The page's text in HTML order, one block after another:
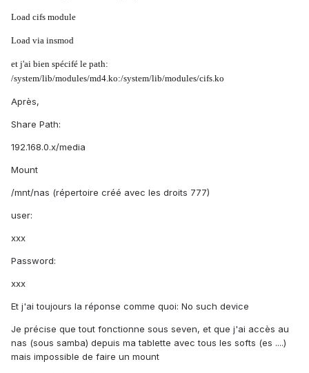
Load cifs module
Load via insmod
et j'ai bien spécifé le path:
/system/lib/modules/md4.ko:/system/lib/modules/cifs.ko
Après,
Share Path:
192.168.0.x/media
Mount
/mnt/nas (répertoire créé avec les droits 777)
user:
xxx
Password:
xxx
Et j'ai toujours la réponse comme quoi: No such device
Je précise que tout fonctionne sous seven, et que j'ai accès au
nas (sous samba) depuis ma tablette avec tous les softs (es ....)
mais impossible de faire un mount